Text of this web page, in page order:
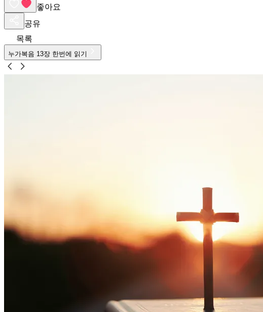
좋아요
공유
목록
누가복음 13장 한번에 읽기